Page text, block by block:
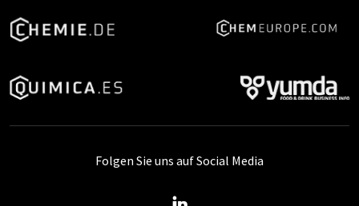
Folgen Sie uns auf Social Media